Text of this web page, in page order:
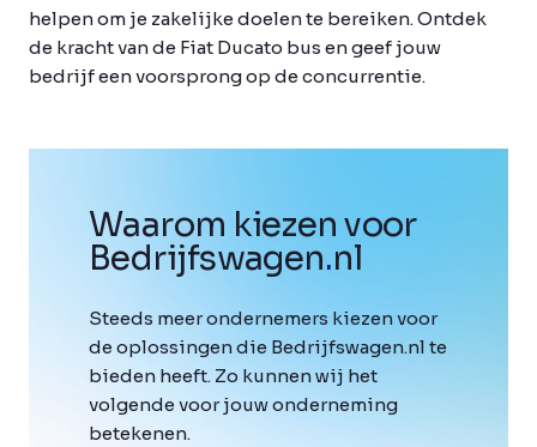
helpen om je zakelijke doelen te bereiken. Ontdek
de kracht van de Fiat Ducato bus en geef jouw
bedrijf een voorsprong op de concurrentie.
Waarom kiezen voor
Bedrijfswagen.nl
Steeds meer ondernemers kiezen voor
de oplossingen die Bedrijfswagen.nl te
bieden heeft. Zo kunnen wij het
volgende voor jouw onderneming
betekenen.